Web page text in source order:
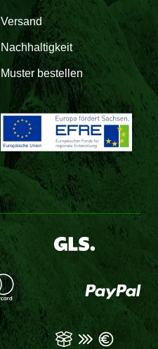
Versand
Nachhaltigkeit
Muster bestellen